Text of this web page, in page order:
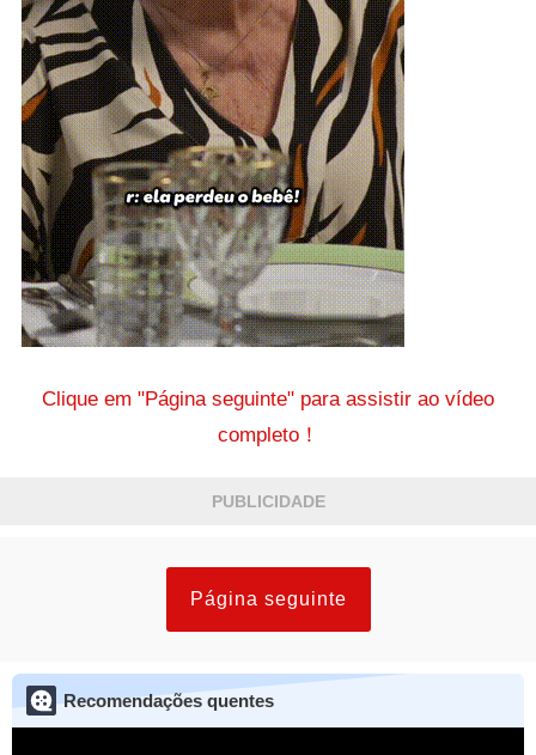
Clique em "Página seguinte" para assistir ao vídeo
completo！
PUBLICIDADE
Página seguinte
Recomendações quentes